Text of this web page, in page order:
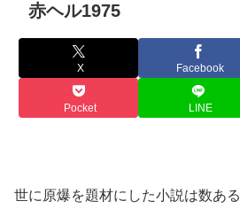
赤ヘル1975
X Facebook
Pocket LINE
世に原爆を題材にした小説は数ある